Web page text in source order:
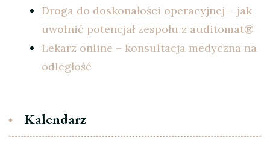
Droga do doskonałości operacyjnej – jak
uwolnić potencjał zespołu z auditomat®
Lekarz online – konsultacja medyczna na
odległość
Kalendarz